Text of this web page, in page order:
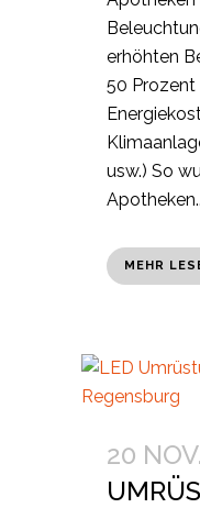
erhöhten
50
usw.) So
MEHR
20 NOV.